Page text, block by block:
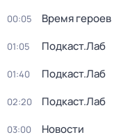
00:05 Время героев
01:05 Подкаст.Лаб
01:40 Подкаст.Лаб
02:20 Подкаст.Лаб
03:00 Новости